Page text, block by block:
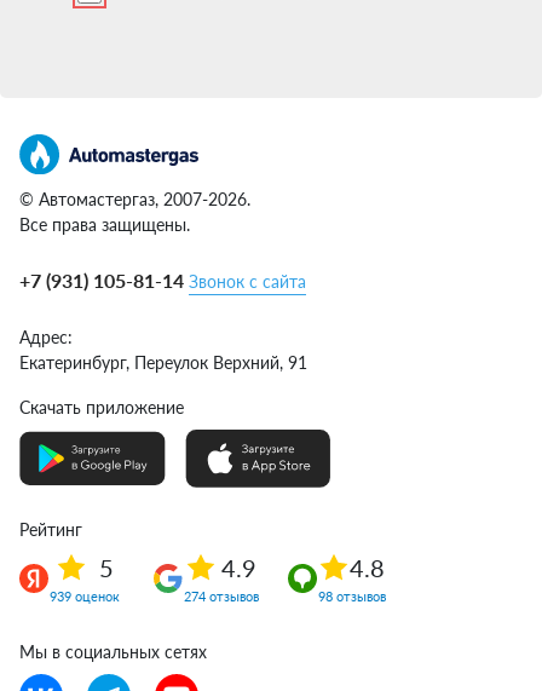
© Автомастергаз, 2007-2026.
Все права защищены.
+7 (931) 105-81-14 Звонок с сайта
Адрес:
Екатеринбург, Переулок Верхний, 91
Скачать приложение
Рейтинг
5
939 оценок
4.9
274 отзывов
4.8
98 отзывов
Мы в социальных сетях